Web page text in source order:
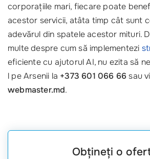
corporațiile mari, fiecare poate
acestor servicii, atâta timp cât sunt
adevărul din spatele acestor mituri.
multe despre cum să implementezi
eficiente cu ajutorul AI, nu ezita să
l pe Arsenii la +373 601 066 66sau
webmaster.md.
Obțineți o